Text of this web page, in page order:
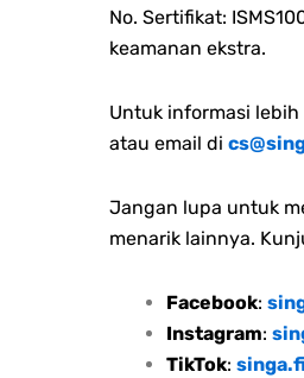
No. Sertifikat:
keamanan ekstra.
Untuk informasi
atau email di
Jangan lupa untuk
menarik lainnya.
Facebook:
Instagram:
TikTok: